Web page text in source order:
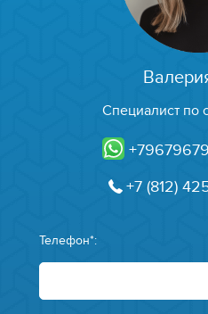
Специалист по
+7 (812)
Телефон*: